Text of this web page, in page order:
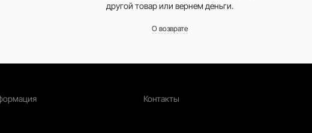
другой товар или вернем деньги.
О возврате
Контакты